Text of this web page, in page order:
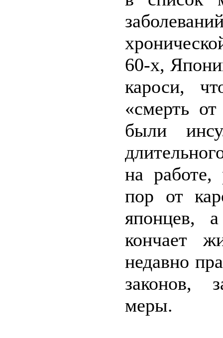
60-х,
кароси,
«смерть
были
на
пор от
японцев,
кончает
недавно
законов,
меры.